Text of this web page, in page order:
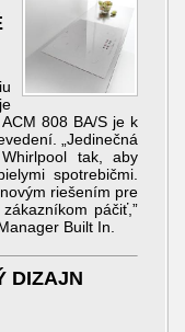
808 BA/S je k
„Jedinečná
tak, aby
spotrebičmi.
riešením pre
páčiť,”
Built In.
DIZAJN